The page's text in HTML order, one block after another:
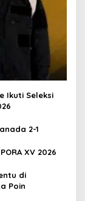
Ikuti Seleksi
2-1
XV 2026
di
Poin